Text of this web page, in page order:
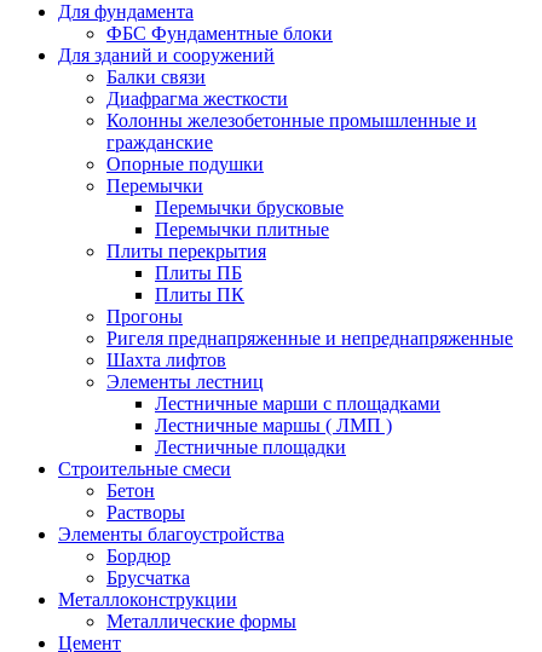
Для фундамента
ФБС Фундаментные блоки
Для зданий и сооружений
Балки связи
Диафрагма жесткости
Колонны железобетонные промышленные и
гражданские
Опорные подушки
Перемычки
Перемычки брусковые
Перемычки плитные
Плиты перекрытия
Плиты ПБ
Плиты ПК
Прогоны
Ригеля преднапряженные и непреднапряженные
Шахта лифтов
Элементы лестниц
Лестничные марши с площадками
Лестничные маршы ( ЛМП )
Лестничные площадки
Строительные смеси
Бетон
Растворы
Элементы благоустройства
Бордюр
Брусчатка
Металлоконструкции
Металлические формы
Цемент